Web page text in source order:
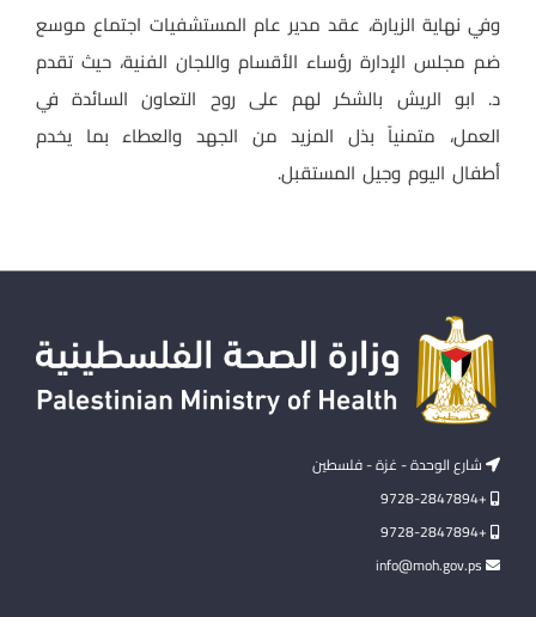
وفي نهاية الزيارة، عقد مدير عام المستشفيات اجتماع موسع
ضم مجلس الإدارة رؤساء الأقسام واللجان الفنية، حيث تقدم
د. ابو الريش بالشكر لهم على روح التعاون السائدة في
العمل، متمنياً بذل المزيد من الجهد والعطاء بما يخدم
أطفال اليوم وجيل المستقبل.
شارع الوحدة - غزة - فلسطين
+9728-2847894
+9728-2847894